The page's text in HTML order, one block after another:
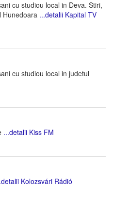
cu studiou local in Deva. Stiri,
Hunedoara ...detalii Kapital TV
cu studiou local in judetul
...detalii Kiss FM
Kolozsvári Rádió